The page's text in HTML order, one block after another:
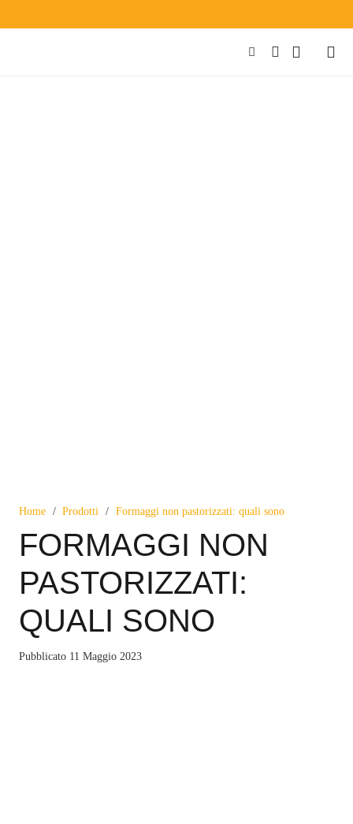
Home / Prodotti / Formaggi non pastorizzati: quali sono
FORMAGGI NON
PASTORIZZATI:
QUALI SONO
Pubblicato 11 Maggio 2023